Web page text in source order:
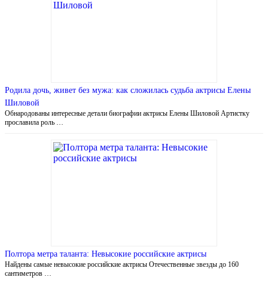
Родила дочь, живет без мужа: как сложилась судьба актрисы Елены
Шиловой
Обнародованы интересные детали биографии актрисы Елены Шиловой Артистку
прославила роль …
Полтора метра таланта: Невысокие российские актрисы
Найдены самые невысокие российские актрисы Отечественные звезды до 160
сантиметров …